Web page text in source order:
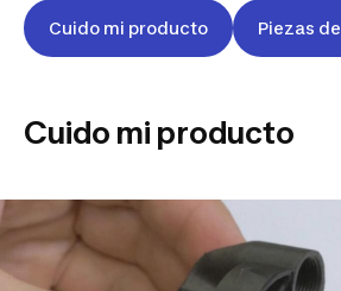
Cuido mi producto Piezas
Cuido mi producto